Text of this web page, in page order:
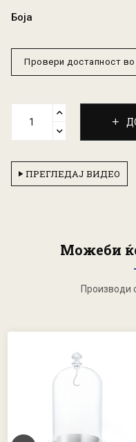
Боја
Провери достапност
ПРЕГЛЕДАЈ ВИДЕО
Можеби
Производи